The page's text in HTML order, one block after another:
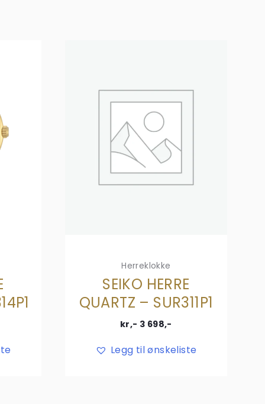
Herreklokke
SEIKO HERRE
QUARTZ – SUR311P1
kr,- 3 698,-
Legg til ønskeliste